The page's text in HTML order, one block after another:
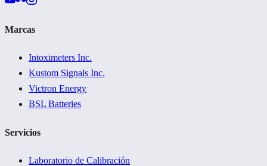
Marcas
Intoximeters Inc.
Kustom Signals Inc.
Victron Energy
BSL Batteries
Servicios
Laboratorio de Calibración